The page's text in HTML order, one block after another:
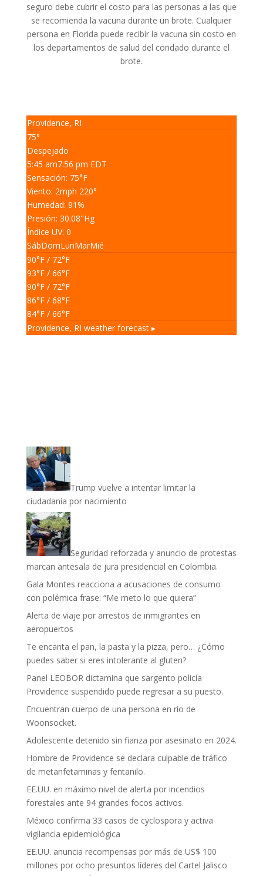
seguro debe cubrir el costo para las personas a las que
se recomienda la vacuna durante un brote. Cualquier
persona en Florida puede recibir la vacuna sin costo en
los departamentos de salud del condado durante el
brote.
Providence, RI
75°
Despejado
5:45 am7:56 pm EDT
Sensación: 75°F
Viento: 2mph 220°
Humedad: 91%
Presión: 30.08"Hg
Índice UV: 0
SábDomLunMarMié
90°F/ 72°F
93°F/ 66°F
90°F/ 72°F
86°F/ 68°F
84°F/ 66°F
Providence, RI weather forecast ▸
Trump vuelve a intentar limitar la
ciudadanía por nacimiento
Seguridad reforzada y anuncio de protestas
marcan antesala de jura presidencial en Colombia.
Gala Montes reacciona a acusaciones de consumo
con polémica frase: “Me meto lo que quiera”
Alerta de viaje por arrestos de inmigrantes en
aeropuertos
Te encanta el pan, la pasta y la pizza, pero… ¿Cómo
puedes saber si eres intolerante al gluten?
Panel LEOBOR dictamina que sargento policía
Providence suspendido puede regresar a su puesto.
Encuentran cuerpo de una persona en río de
Woonsocket.
Adolescente detenido sin fianza por asesinato en 2024.
Hombre de Providence se declara culpable de tráfico
de metanfetaminas y fentanilo.
EE.UU. en máximo nivel de alerta por incendios
forestales ante 94 grandes focos activos.
México confirma 33 casos de cyclospora y activa
vigilancia epidemiológica
EE.UU. anuncia recompensas por más de US$ 100
millones por ocho presuntos líderes del Cartel Jalisco